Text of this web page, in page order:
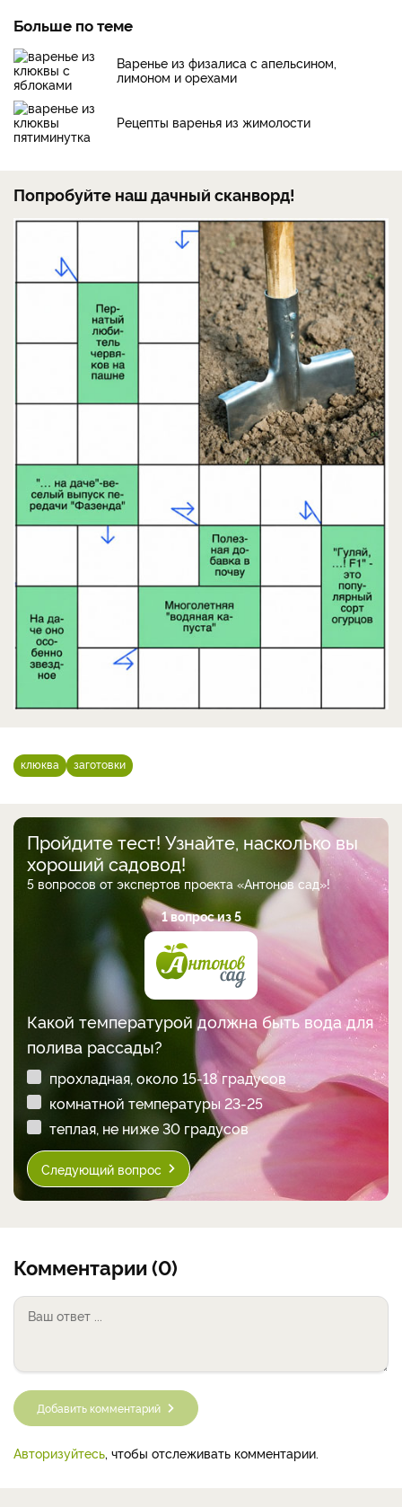
Больше по теме
Варенье из физалиса с апельсином,
лимоном и орехами
Рецепты варенья из жимолости
Попробуйте наш дачный сканворд!
клюква заготовки
Пройдите тест! Узнайте, насколько вы
хороший садовод!
5 вопросов от экспертов проекта «Антонов сад»!
1 вопрос из 5
Какой температурой должна быть вода для
полива рассады?
прохладная, около 15-18 градусов
комнатной температуры 23-25
теплая, не ниже 30 градусов
Следующий вопрос
Комментарии (0)
Добавить комментарий
Авторизуйтесь, чтобы отслеживать комментарии.